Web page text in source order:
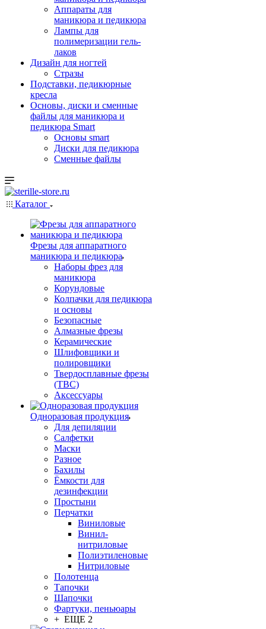
Аппараты для
маникюра и педикюра
Лампы для
полимеризации гель-
лаков
Дизайн для ногтей
Стразы
Подставки, педикюрные
кресла
Основы, диски и сменные
файлы для маникюра и
педикюра Smart
Основы smart
Диски для педикюра
Сменные файлы
Каталог
Фрезы для аппаратного
маникюра и педикюра
Наборы фрез для
маникюра
Корундовые
Колпачки для педикюра
и основы
Безопасные
Алмазные фрезы
Керамические
Шлифовщики и
полировщики
Твердосплавные фрезы
(ТВС)
Аксессуары
Одноразовая продукция
Для депиляции
Салфетки
Маски
Разное
Бахилы
Ёмкости для
дезинфекции
Простыни
Перчатки
Виниловые
Винил-
нитриловые
Полиэтиленовые
Нитриловые
Полотенца
Тапочки
Шапочки
Фартуки, пеньюары
+ ЕЩЕ 2